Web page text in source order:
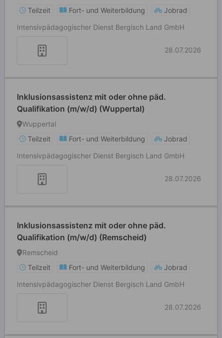
Teilzeit
Fort- und Weiterbildung
Jobrad
Intensivpädagogischer Dienst Bergisch Land GmbH
28.07.2026
Inklusionsassistenz mit oder ohne päd.
Qualifikation (m/w/d) (Wuppertal)
Wuppertal
Teilzeit
Fort- und Weiterbildung
Jobrad
Intensivpädagogischer Dienst Bergisch Land GmbH
28.07.2026
Inklusionsassistenz mit oder ohne päd.
Qualifikation (m/w/d) (Remscheid)
Remscheid
Teilzeit
Fort- und Weiterbildung
Jobrad
Intensivpädagogischer Dienst Bergisch Land GmbH
28.07.2026